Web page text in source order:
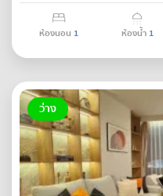
ห้องนอน 1 ห้องน้ำ 1
ว่าง